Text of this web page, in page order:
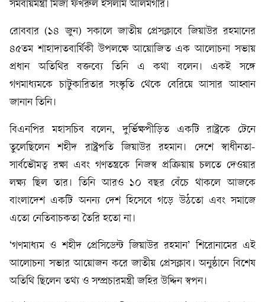
সমবায়মন্ত্রী মির্জা ফখরুল ইসলাম আলমগীর।
রোববার (১৪ জুন) সকালে জাতীয় প্রেসক্লাবে জিয়াউর রহমানের
৪৫তম শাহাদাতবার্ষিকী উপলক্ষে আয়োজিত এক আলোচনা সভায়
প্রধান অতিথির বক্তব্যে তিনি এ কথা বলেন। একই সঙ্গে
গণমাধ্যমকে চাটুকারিতার সংস্কৃতি থেকে বেরিয়ে আসার আহ্বান
জানান তিনি।
বিএনপির মহাসচিব বলেন, দুর্ভিক্ষপীড়িত একটি রাষ্ট্রকে টেনে
তুলেছিলেন শহীদ রাষ্ট্রপতি জিয়াউর রহমান। দেশে স্বাধীনতা-
সার্বভৌমত্ব রক্ষা এবং গণতন্ত্রকে নিজস্ব প্রক্রিয়ায় চলতে দেওয়ার
লক্ষ্য ছিল তার। তিনি আরও ১০ বছর বেঁচে থাকলে আজকে
বাংলাদেশ একটি অনন্য দেশ হিসেবে গড়ে উঠতো এবং সমাজে
এতো নেতিবাচকতা তৈরি হতো না।
‘গণমাধ্যম ও শহীদ প্রেসিডেন্ট জিয়াউর রহমান’ শিরোনামের এই
আলোচনা সভার আয়োজন করে জাতীয় প্রেসক্লাব। অনুষ্ঠানে বিশেষ
অতিথি ছিলেন তথ্য ও সম্প্রচারমন্ত্রী জহির উদ্দিন স্বপন।